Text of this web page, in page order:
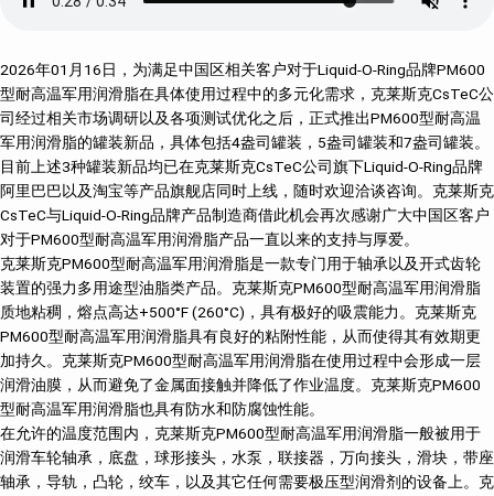
2026年01月16日，为满足中国区相关客户对于Liquid-O-Ring品牌PM600
型耐高温军用润滑脂在具体使用过程中的多元化需求，克莱斯克CsTeC公
司经过相关市场调研以及各项测试优化之后，正式推出PM600型耐高温
军用润滑脂的罐装新品，具体包括4盎司罐装，5盎司罐装和7盎司罐装。
目前上述3种罐装新品均已在克莱斯克CsTeC公司旗下Liquid-O-Ring品牌
阿里巴巴以及淘宝等产品旗舰店同时上线，随时欢迎洽谈咨询。克莱斯克
CsTeC与Liquid-O-Ring品牌产品制造商借此机会再次感谢广大中国区客户
对于PM600型耐高温军用润滑脂产品一直以来的支持与厚爱。
克莱斯克PM600型耐高温军用润滑脂是一款专门用于轴承以及开式齿轮
装置的强力多用途型油脂类产品。克莱斯克PM600型耐高温军用润滑脂
质地粘稠，熔点高达+500°F (260°C)，具有极好的吸震能力。克莱斯克
PM600型耐高温军用润滑脂具有良好的粘附性能，从而使得其有效期更
加持久。克莱斯克PM600型耐高温军用润滑脂在使用过程中会形成一层
润滑油膜，从而避免了金属面接触并降低了作业温度。克莱斯克PM600
型耐高温军用润滑脂也具有防水和防腐蚀性能。
在允许的温度范围内，克莱斯克PM600型耐高温军用润滑脂一般被用于
润滑车轮轴承，底盘，球形接头，水泵，联接器，万向接头，滑块，带座
轴承，导轨，凸轮，绞车，以及其它任何需要极压型润滑剂的设备上。克